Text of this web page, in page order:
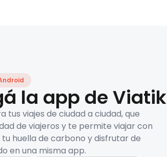
la app de Viatik
tus viajes de ciudad a ciudad, que
de viajeros y te permite viajar con
huella de carbono y disfrutar de
en una misma app.